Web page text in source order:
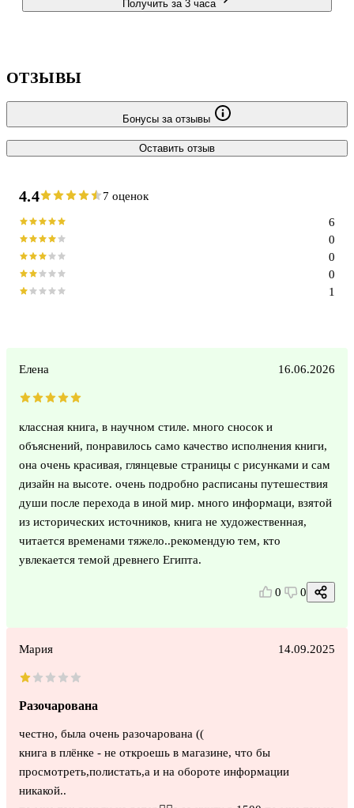
Получить за 3 часа
ОТЗЫВЫ
Бонусы за отзывы
Оставить отзыв
4.4 7 оценок
1
0
0
0
6
Елена 16.06.2026
классная книга, в научном стиле. много сносок и
объяснений, понравилось само качество исполнения книги,
она очень красивая, глянцевые страницы с рисунками и сам
дизайн на высоте. очень подробно расписаны путешествия
души после перехода в иной мир. много информаци, взятой
из исторических источников, книга не художественная,
читается временами тяжело..рекомендую тем, кто
увлекается темой древнего Египта.
0 0
Мария 14.09.2025
Разочарована
честно, была очень разочарована ((
книга в плёнке - не откроешь в магазине, что бы
просмотреть,полистать,а и на обороте информации
никакой..